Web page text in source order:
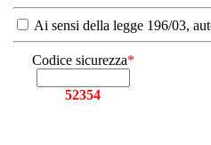
Ai sensi della legge 196/03,
Codice sicurezza*
52354